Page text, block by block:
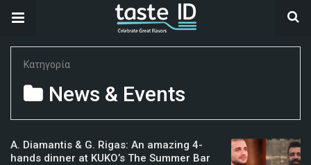
Κατηγορία
News & Events
A. Diamantis & G. Rigas: An amazing 4-
hands dinner at KUKO’s The Summer Bar